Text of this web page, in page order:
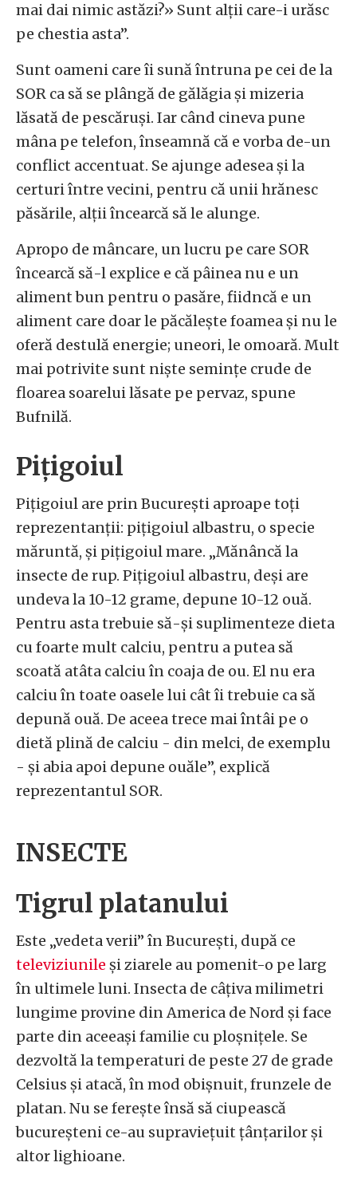
mai dai nimic astăzi?» Sunt alții care-i urăsc
pe chestia asta”.
Sunt oameni care îi sună întruna pe cei de la
SOR ca să se plângă de gălăgia și mizeria
lăsată de pescăruși. Iar când cineva pune
mâna pe telefon, înseamnă că e vorba de-un
conflict accentuat. Se ajunge adesea și la
certuri între vecini, pentru că unii hrănesc
păsările, alții încearcă să le alunge.
Apropo de mâncare, un lucru pe care SOR
încearcă să-l explice e că pâinea nu e un
aliment bun pentru o pasăre, fiidncă e un
aliment care doar le păcălește foamea și nu le
oferă destulă energie; uneori, le omoară. Mult
mai potrivite sunt niște semințe crude de
floarea soarelui lăsate pe pervaz, spune
Bufnilă.
Pițigoiul
Pițigoiul are prin București aproape toți
reprezentanții: pițigoiul albastru, o specie
măruntă, și pițigoiul mare. „Mănâncă la
insecte de rup. Pițigoiul albastru, deși are
undeva la 10-12 grame, depune 10-12 ouă.
Pentru asta trebuie să-și suplimenteze dieta
cu foarte mult calciu, pentru a putea să
scoată atâta calciu în coaja de ou. El nu era
calciu în toate oasele lui cât îi trebuie ca să
depună ouă. De aceea trece mai întâi pe o
dietă plină de calciu - din melci, de exemplu
- și abia apoi depune ouăle”, explică
reprezentantul SOR.
INSECTE
Tigrul platanului
Este „vedeta verii” în București, după ce
televiziunile și ziarele au pomenit-o pe larg
în ultimele luni. Insecta de câțiva milimetri
lungime provine din America de Nord și face
parte din aceeași familie cu ploșnițele. Se
dezvoltă la temperaturi de peste 27 de grade
Celsius și atacă, în mod obișnuit, frunzele de
platan. Nu se ferește însă să ciupească
bucureșteni ce-au supraviețuit țânțarilor și
altor lighioane.